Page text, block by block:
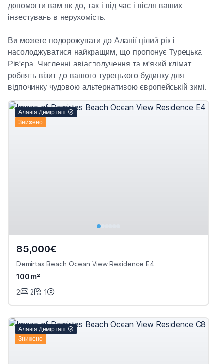
допомогти вам як до, так і під час і після ваших
інвестувань в нерухомість.
Ви можете подорожувати до Аланії цілий рік і
насолоджуватися найкращим, що пропонує Турецька
Рів'єра. Численні авіасполучення та м'який клімат
роблять візит до вашого турецького будинку для
відпочинку чудовою альтернативою європейській зимі.
Аланія Демірташ
Знижено
85,000€
Demirtas Beach Ocean View Residence E4
100 m²
2
2 1
Аланія Демірташ
Знижено